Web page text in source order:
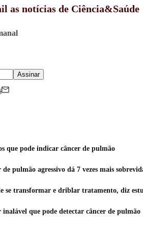
as notícias de Ciência&Saúde
Assinar
que pode indicar câncer de pulmão
pulmão agressivo dá 7 vezes mais
se transformar e driblar tratamento, diz
inalável que pode detectar câncer de pulmão